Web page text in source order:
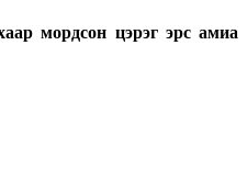
мордсон цэрэг эрс амиа